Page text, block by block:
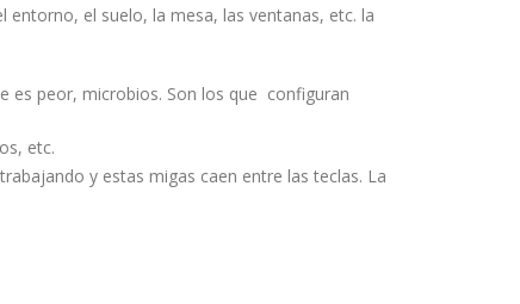
el suelo, la mesa, las ventanas, etc. la
es peor, microbios. Son los que configuran
etc.
y estas migas caen entre las teclas. La